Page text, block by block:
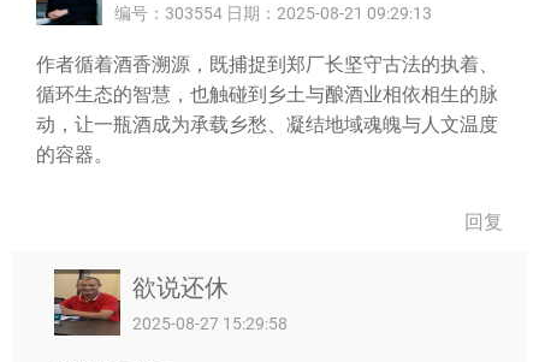
编号：303554 日期：2025-08-21 09:29:13
作者循着酒香溯源，既捕捉到郑厂长坚守古法的执着、
循环生态的智慧，也触碰到乡土与酿酒业相依相生的脉
动，让一瓶酒成为承载乡愁、凝结地域魂魄与人文温度
的容器。
回复
欲说还休
2025-08-27 15:29:58